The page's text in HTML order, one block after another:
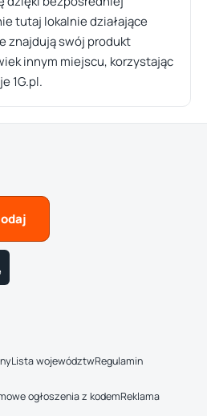
tutaj lokalnie działające
znajdują swój produkt
innym miejscu, korzystając
1G.pl.
Lista województwRegulamin
ogłoszenia z kodemReklama